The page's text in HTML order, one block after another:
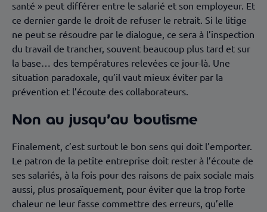
santé » peut différer entre le salarié et son employeur. Et
ce dernier garde le droit de refuser le retrait. Si le litige
ne peut se résoudre par le dialogue, ce sera à l’inspection
du travail de trancher, souvent beaucoup plus tard et sur
la base… des températures relevées ce jour-là. Une
situation paradoxale, qu’il vaut mieux éviter par la
prévention et l’écoute des collaborateurs.
Non au jusqu’au boutisme
Finalement, c’est surtout le bon sens qui doit l’emporter.
Le patron de la petite entreprise doit rester à l’écoute de
ses salariés, à la fois pour des raisons de paix sociale mais
aussi, plus prosaïquement, pour éviter que la trop forte
chaleur ne leur fasse commettre des erreurs, qu’elle